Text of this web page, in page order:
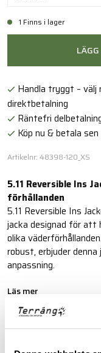
1 Finns i lager
Handla tryggt –
direktbetalning
Räntefri
Köp nu & betala sen
Artikelnr: 48398-120_XS
5.11 Reversible Ins
förhållanden
5.11 Reversible Ins
jacka designad för att
olika
robust, erbjuder
anpassning.
Läs mer
FINNS I FÖLJANDE